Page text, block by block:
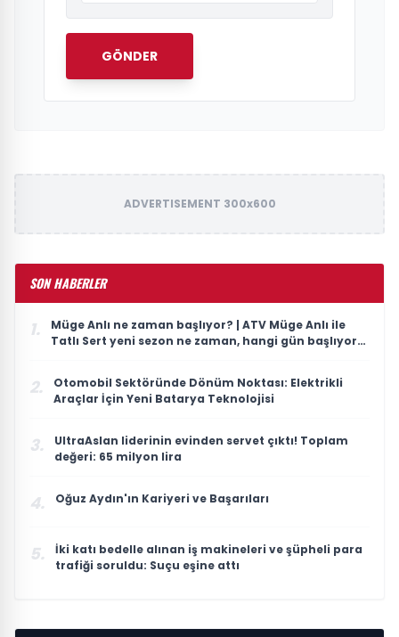
GÖNDER
ADVERTISEMENT 300x600
SON HABERLER
1.
Müge Anlı ne zaman başlıyor? | ATV Müge Anlı ile
Tatlı Sert yeni sezon ne zaman, hangi gün başlıyor?
2.
Otomobil Sektöründe Dönüm Noktası: Elektrikli
Araçlar İçin Yeni Batarya Teknolojisi
3.
UltraAslan liderinin evinden servet çıktı! Toplam
değeri: 65 milyon lira
4. Oğuz Aydın'ın Kariyeri ve Başarıları
5.
İki katı bedelle alınan iş makineleri ve şüpheli para
trafiği soruldu: Suçu eşine attı